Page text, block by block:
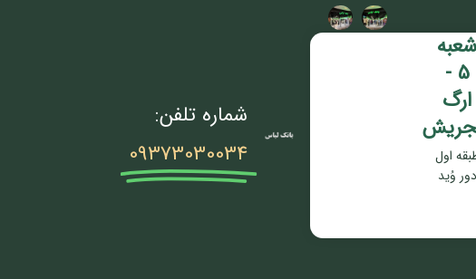
شعبه
5 -
ارگ
اول
دور وُید
شماره تلفن:
09373030034